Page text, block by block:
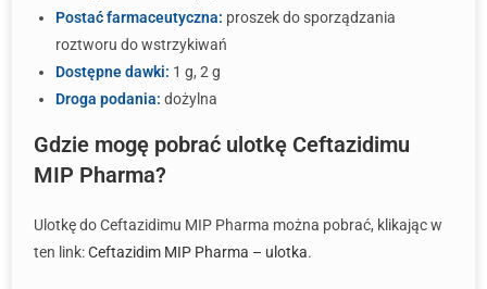
Postać farmaceutyczna: proszek do sporządzania
roztworu do wstrzykiwań
Dostępne dawki: 1 g, 2 g
Droga podania: dożylna
Gdzie mogę pobrać ulotkę Ceftazidimu
MIP Pharma?
Ulotkę do Ceftazidimu MIP Pharma można pobrać, klikając w
ten link:Ceftazidim MIP Pharma – ulotka.